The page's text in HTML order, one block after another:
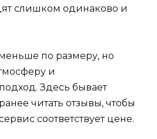
слишком одинаково и
по размеру, но
и
Здесь бывает
читать отзывы, чтобы
соответствует цене.